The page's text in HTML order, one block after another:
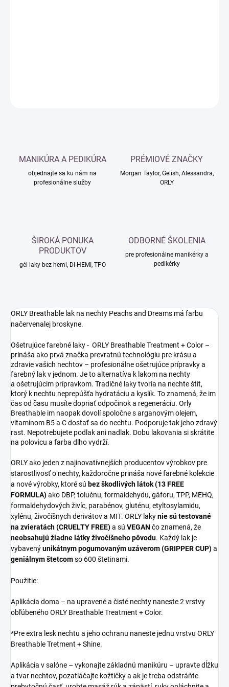
MANIKÚRA A PEDIKÚRA
objednajte sa ku nám na
profesionálne služby
PRÉMIOVÉ ZNAČKY
Morgan Taylor, Gelish, Alessandra,
ORLY
ŠIROKÁ PONUKA
PRODUKTOV
gél laky bez hemi, DI-HEMI, TPO
ODBORNÉ ŠKOLENIA
pre profesionálne manikérky a
pedikérky
ORLY Breathable lak na nechty Peachs and Dreams má farbu
načervenalej broskyne.
Ošetrujúce farebné laky - ORLY Breathable Treatment + Color –
prináša ako prvá značka prevratnú technológiu pre krásu a
zdravie vašich nechtov – profesionálne ošetrujúce prípravky a
farebný lak v jednom. Je to alternatíva k lakom na nechty
a ošetrujúcim prípravkom. Tradičné laky tvoria na nechte štít,
ktorý k nechtu neprepúšťa hydratáciu a kyslík. To znamená, že im
čas od času musíte dopriať odpočinok a regeneráciu. Orly
Breathable im naopak dovolí spoločne s arganovým olejem,
vitamínom B5 a C dostať sa do nechtu. Podporuje tak jeho zdravý
rast. Nepotrebujete podlak ani nadlak. Dobu lakovania si skrátite
na polovicu a farba dlho vydrží.
ORLY ako jeden z najinovatívnejších producentov výrobkov pre
starostlivosť o nechty, každoročne prináša nové farebné kolekcie
a nové výrobky, ktoré sú bez škodlivých látok (13 FREE
FORMULA)ako DBP, toluénu, formaldehydu, gáforu, TPP, MEHQ,
formaldehydových živíc, parabénov, gluténu, etyltosylamidu,
xylénu, živočíšnych derivátov a MIT. ORLY lakynie sú testované
na zvieratách (CRUELTY FREE)a sú VEGAN čo znamená, že
neobsahujú žiadne látky živočíšneho pôvodu. Každý lak je
vybavenýunikátnym pogumovaným uzáverom (GRIPPER CUP)a
geniálnym štetcomso 600 štetinami.
Použitie:
Aplikácia doma – na upravené a čisté nechty naneste 2 vrstvy
obľúbeného ORLY Breathable Treatment + Color.
*Pre extra lesk nechtu a jeho ochranu naneste jednu vrstvu ORLY
Breathable Tretment + Shine.
Aplikácia v salóne – vykonajte základnú manikúru – upravte dĺžku
a tvar nechtov, pozatláčajte kožtičky a ak je treba odstráňte